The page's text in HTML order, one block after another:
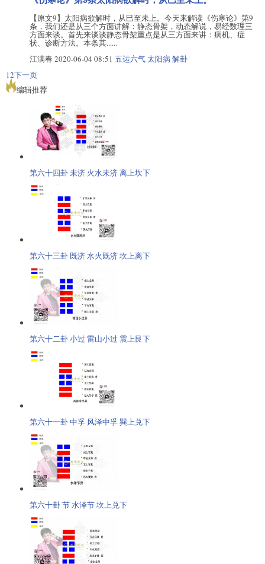
【原文9】太阳病欲解时，从巳至未上。今天来解读《伤寒论》第9
条，我们还是从三个方面讲解：静态骨架，动态解说，易经数理三
方面来谈。首先来谈谈静态骨架重点是从三方面来讲：病机、症
状、诊断方法。本条其......
江满春 2020-06-04 08:51 五运六气太阳病 解卦
12下一页
编辑推荐
第六十四卦 未济 火水未济 离上坎下
第六十三卦 既济 水火既济 坎上离下
第六十二卦 小过 雷山小过 震上艮下
第六十一卦 中孚 风泽中孚 巽上兑下
第六十卦 节 水泽节 坎上兑下